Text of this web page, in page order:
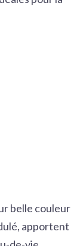
belle couleur
apportent